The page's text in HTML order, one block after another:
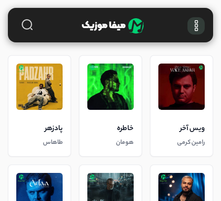
ویس آخر
رامین کرمی
خاطره
هومان
پادزهر
طاهاس